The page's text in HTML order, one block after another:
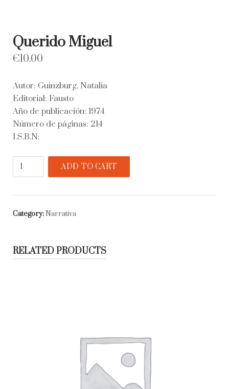
Querido Miguel
€10.00
Autor: Guinzburg, Natalia
Editorial: Fausto
Año de publicación: 1974
Número de páginas: 214
I.S.B.N:
Querido
ADD TO CART
Category:Narrativa
RELATED PRODUCTS